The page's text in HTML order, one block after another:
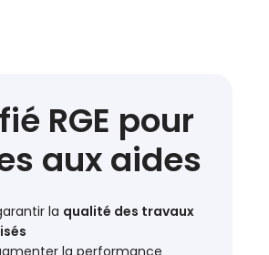
RGE pour
aux aides
la qualité des travaux
la performance